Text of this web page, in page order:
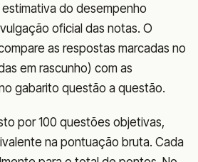
do desempenho
oficial das notas. O
as respostas marcadas no
em rascunho) com as
gabarito questão a questão.
por 100 questões objetivas,
na pontuação bruta. Cada